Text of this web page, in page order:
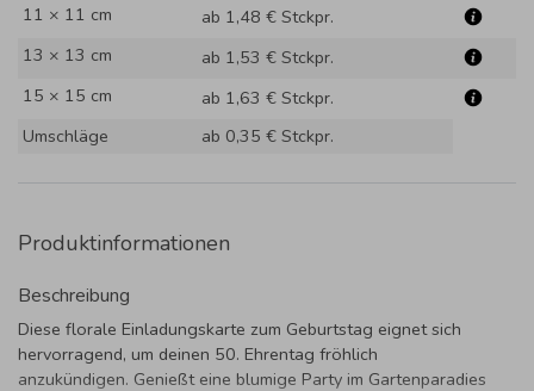
11 × 11 cm
ab 1,48 € Stckpr.
13 × 13 cm
ab 1,53 € Stckpr.
15 × 15 cm
ab 1,63 € Stckpr.
Umschläge
ab 0,35 € Stckpr.
Produktinformationen
Beschreibung
Diese florale Einladungskarte zum Geburtstag eignet sich
hervorragend, um deinen 50. Ehrentag fröhlich
anzukündigen. Genießt eine blumige Party im Gartenparadies